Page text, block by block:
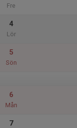
Fre
4
Lör
5
Sön
6
Mån
7